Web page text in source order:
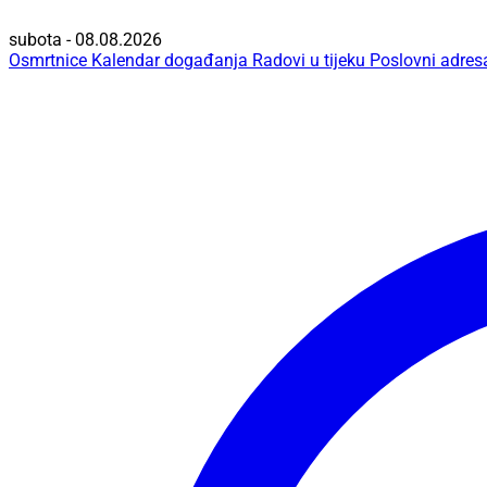
subota - 08.08.2026
Osmrtnice Kalendar događanja Radovi u tijeku Poslovni